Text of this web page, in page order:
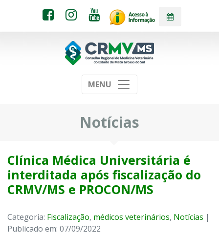
MENU
Notícias
Clínica Médica Universitária é
interditada após fiscalização do
CRMV/MS e PROCON/MS
Categoria: Fiscalização, médicos veterinários, Notícias |
Publicado em: 07/09/2022